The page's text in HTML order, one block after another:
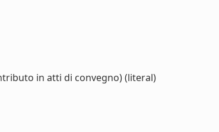
in atti di convegno) (literal)